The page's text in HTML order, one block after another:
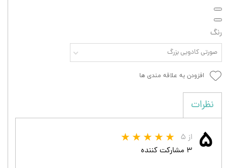
رنگ
صورتی کادویی بزرگ
افزودن به علاقه مندی ها
نظرات
۵ از ۵
۳ مشارکت کننده